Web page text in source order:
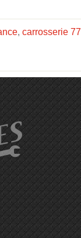
, carrosserie 77